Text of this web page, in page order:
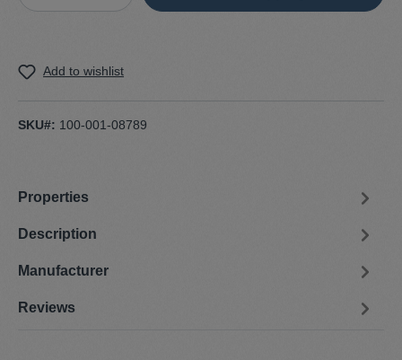
Add to wishlist
SKU#: 100-001-08789
Properties
Description
Manufacturer
Reviews